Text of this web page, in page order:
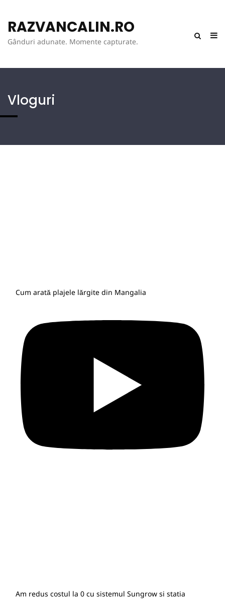
RAZVANCALIN.RO
Gânduri adunate. Momente capturate.
Vloguri
Cum arată plajele lărgite din Mangalia
Am redus costul la 0 cu sistemul Sungrow si statia